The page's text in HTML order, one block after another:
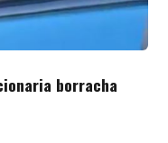
borracha